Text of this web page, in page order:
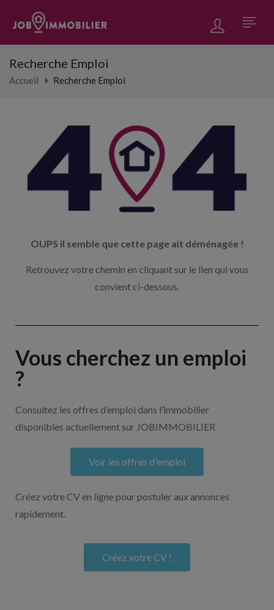
Recherche Emploi
Accueil Recherche Emploi
OUPS il semble que cette page ait déménagée !
Retrouvez votre chemin en cliquant sur le lien qui vous
convient ci-dessous.
Vous cherchez un emploi
?
Consultez les offres d’emploi dans l’immobilier
disponibles actuellement sur JOBIMMOBILIER
Voir les offres d'emploi
Créez votre CV en ligne pour postuler aux annonces
rapidement.
Créez votre CV !